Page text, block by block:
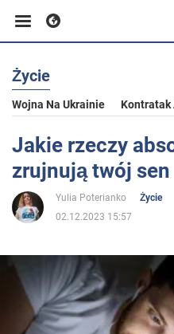
Biznes
Sport
Rozrywka
Polityka
Życie
Wojna Na Ukrainie Kontratak
Jakie rzeczy
zrujnują twój sen
Yulia Poterianko
Życie
02.12.2023 15:57